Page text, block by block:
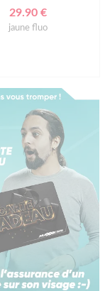
29.90 €
jaune fluo